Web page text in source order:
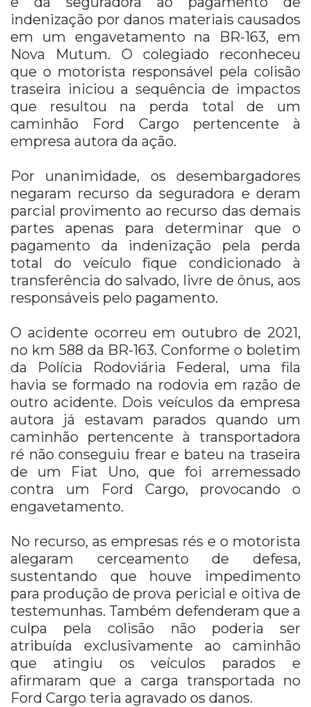
indenização por danos materiais causados
em um engavetamento na BR-163, em
Nova Mutum. O colegiado reconheceu
que o motorista responsável pela colisão
traseira iniciou a sequência de impactos
que resultou na perda total de um
caminhão Ford Cargo pertencente à
empresa autora da ação.
Por unanimidade, os desembargadores
negaram recurso da seguradora e deram
parcial provimento ao recurso das demais
partes apenas para determinar que o
pagamento da indenização pela perda
total do veículo fique condicionado à
transferência do salvado, livre de ônus, aos
responsáveis pelo pagamento.
O acidente ocorreu em outubro de 2021,
no km 588 da BR-163. Conforme o boletim
da Polícia Rodoviária Federal, uma fila
havia se formado na rodovia em razão de
outro acidente. Dois veículos da empresa
autora já estavam parados quando um
caminhão pertencente à transportadora
ré não conseguiu frear e bateu na traseira
de um Fiat Uno, que foi arremessado
contra um Ford Cargo, provocando o
engavetamento.
No recurso, as empresas rés e o motorista
alegaram cerceamento de defesa,
sustentando que houve impedimento
para produção de prova pericial e oitiva de
testemunhas. Também defenderam que a
culpa pela colisão não poderia ser
atribuída exclusivamente ao caminhão
que atingiu os veículos parados e
afirmaram que a carga transportada no
Ford Cargo teria agravado os danos.